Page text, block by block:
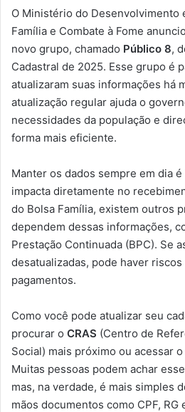
O Ministério do Desenvolvimento
Família e Combate à Fome
novo grupo, chamado Público 8,
Cadastral de 2025. Esse grupo é
atualizaram suas informações há
atualização regular ajuda o
necessidades da população e
forma mais eficiente.
Manter os dados sempre em dia
impacta diretamente no
do Bolsa Família, existem outros
dependem dessas informações,
Prestação Continuada (BPC). Se
desatualizadas, pode haver
pagamentos.
Como você pode atualizar seu
procurar o CRAS (Centro de
Social) mais próximo ou acessar
Muitas pessoas podem achar
mas, na verdade, é mais simples
mãos documentos como CPF, RG